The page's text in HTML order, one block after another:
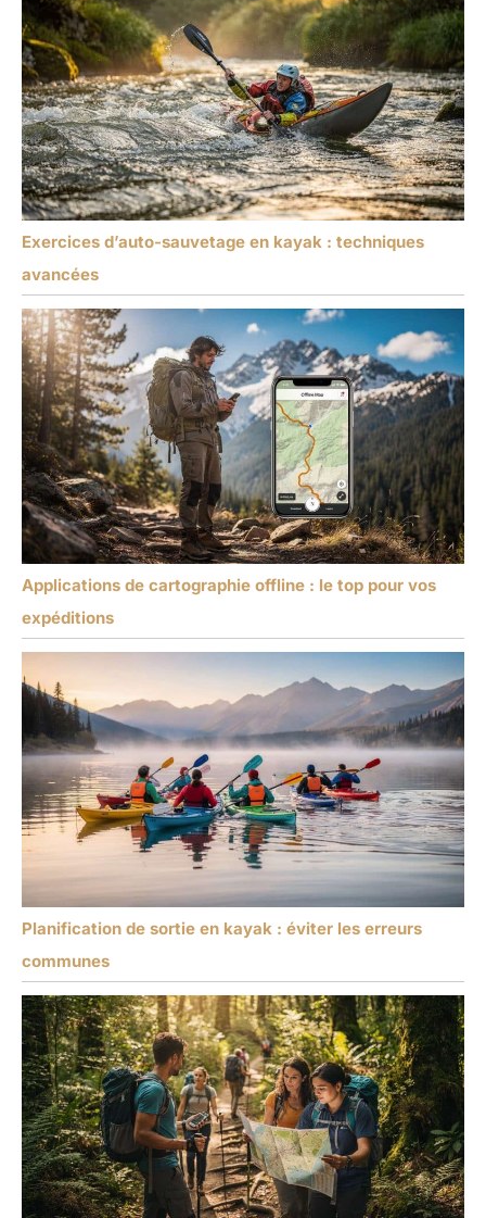
Exercices d’auto-sauvetage en kayak : techniques
avancées
Applications de cartographie offline : le top pour vos
expéditions
Planification de sortie en kayak : éviter les erreurs
communes